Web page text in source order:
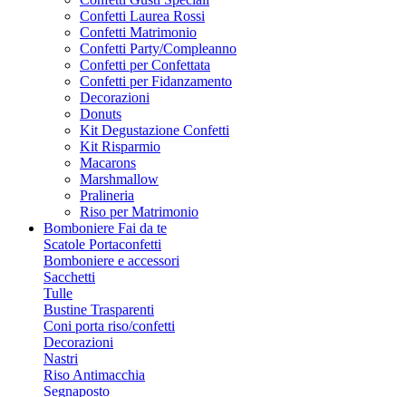
Confetti Laurea Rossi
Confetti Matrimonio
Confetti Party/Compleanno
Confetti per Confettata
Confetti per Fidanzamento
Decorazioni
Donuts
Kit Degustazione Confetti
Kit Risparmio
Macarons
Marshmallow
Pralineria
Riso per Matrimonio
Bomboniere Fai da te
Scatole Portaconfetti
Bomboniere e accessori
Sacchetti
Tulle
Bustine Trasparenti
Coni porta riso/confetti
Decorazioni
Nastri
Riso Antimacchia
Segnaposto